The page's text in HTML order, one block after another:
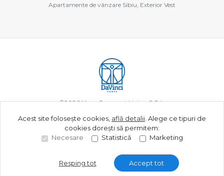
Apartamente de vânzare Sibiu, Exterior Vest
©2026New Concept Living S.R.L.
Site creat în
Acest site folosește cookies, află detalii Alege ce tipuri de
cookies dorești să permitem:
Necesare
Statistică Marketing
Resping tot Accept tot